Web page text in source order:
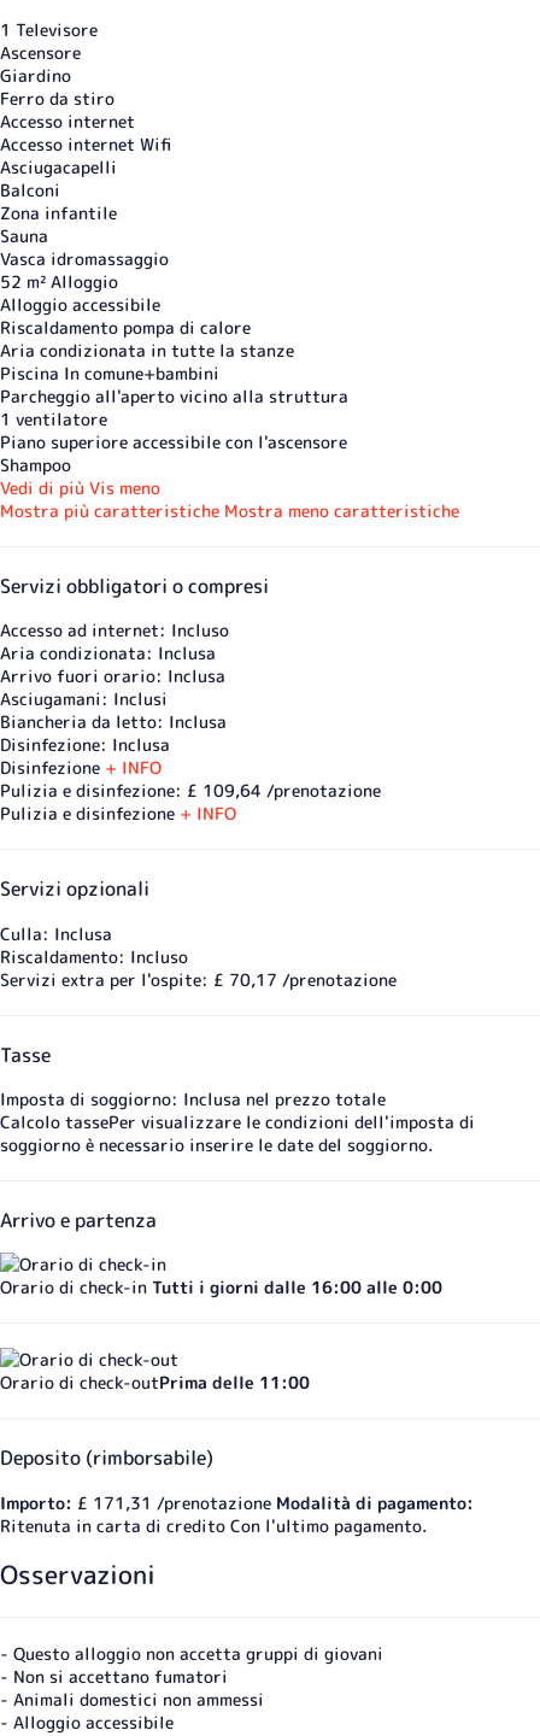
1 Televisore
Ascensore
Giardino
Ferro da stiro
Accesso internet
Accesso internet Wifi
Asciugacapelli
Balconi
Zona infantile
Sauna
Vasca idromassaggio
52 m² Alloggio
Alloggio accessibile
Riscaldamento pompa di calore
Aria condizionata in tutte la stanze
Piscina In comune+bambini
Parcheggio all'aperto vicino alla struttura
1 ventilatore
Piano superiore accessibile con l'ascensore
Shampoo
Vedi di più Vis meno
Mostra più caratteristiche Mostra meno caratteristiche
Servizi obbligatori o compresi
Accesso ad internet: Incluso
Aria condizionata: Inclusa
Arrivo fuori orario: Inclusa
Asciugamani: Inclusi
Biancheria da letto: Inclusa
Disinfezione: Inclusa
Disinfezione + INFO
Pulizia e disinfezione: £ 109,64 /prenotazione
Pulizia e disinfezione + INFO
Servizi opzionali
Culla: Inclusa
Riscaldamento: Incluso
Servizi extra per l'ospite: £ 70,17 /prenotazione
Tasse
Imposta di soggiorno: Inclusa nel prezzo totale
Calcolo tassePer visualizzare le condizioni dell'imposta di
soggiorno è necessario inserire le date del soggiorno.
Arrivo e partenza
Orario di check-in Tutti i giorni dalle 16:00 alle 0:00
Orario di check-outPrima delle 11:00
Deposito (rimborsabile)
Importo: £ 171,31 /prenotazione Modalità di pagamento:
Ritenuta in carta di credito Con l'ultimo pagamento.
Osservazioni
- Questo alloggio non accetta gruppi di giovani
- Non si accettano fumatori
- Animali domestici non ammessi
- Alloggio accessibile